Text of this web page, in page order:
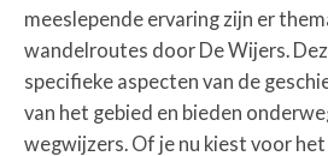
meeslepende ervaring zijn er
wandelroutes door De Wijers.
specifieke aspecten van de
van het gebied en bieden
wegwijzers. Of je nu kiest voor